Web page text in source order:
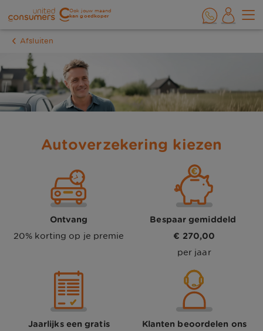
Ook jouw maand
kan goedkoper
Afsluiten
Autoverzekering kiezen
Ontvang
20% korting op je premie
Bespaar gemiddeld
€ 270,00
per jaar
Jaarlijks een gratis
Klanten beoordelen ons